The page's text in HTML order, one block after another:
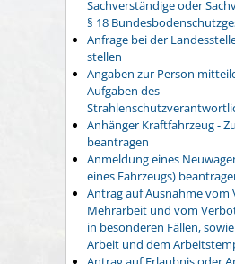
Sachverständige oder
§ 18
Anfrage bei der
stellen
Angaben zur Person
Aufgaben des
Anhänger Kraftfahrzeug -
beantragen
Anmeldung eines
eines Fahrzeugs)
Antrag auf Ausnahme vom
Mehrarbeit und vom
in besonderen Fällen,
Arbeit und dem